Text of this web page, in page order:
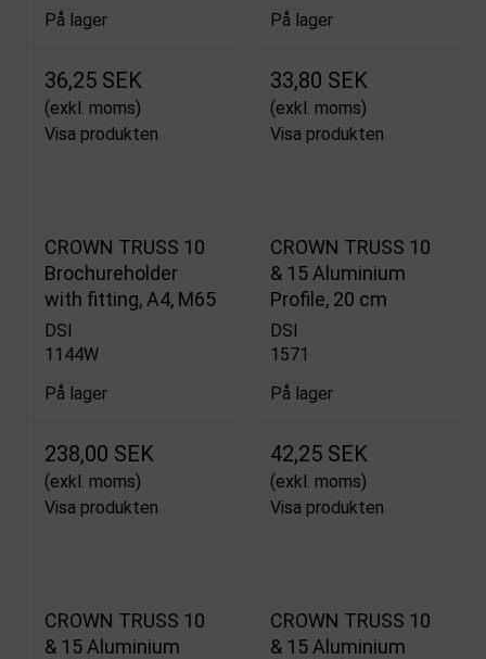
På lager
36,25 SEK
(exkl. moms)
Visa produkten
På lager
33,80 SEK
(exkl. moms)
Visa produkten
CROWN TRUSS 10
Brochureholder
with fitting, A4, M65
DSI
1144W
På lager
238,00 SEK
(exkl. moms)
Visa produkten
CROWN TRUSS 10
& 15 Aluminium
Profile, 20 cm
DSI
1571
På lager
42,25 SEK
(exkl. moms)
Visa produkten
CROWN TRUSS 10
& 15 Aluminium
CROWN TRUSS 10
& 15 Aluminium